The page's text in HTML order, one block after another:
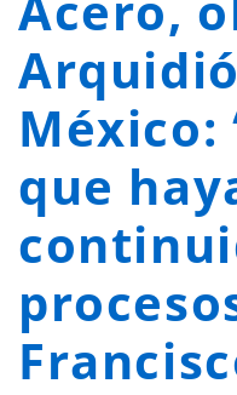
México:
que